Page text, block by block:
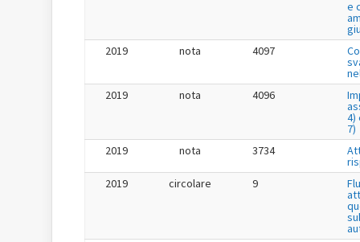
e
2019
nota 4097
2019
nota 4096
4)
7)
2019
nota 3734
2019
circolare 9